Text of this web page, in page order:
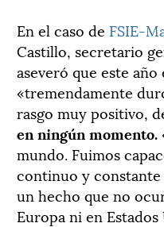
En el caso de FSIE-
Castillo, secretario
aseveró que este
«tremendamente
rasgo muy positivo,
en ningún momento.
mundo. Fuimos
continuo y constante
un hecho que no
Europa ni en Estados